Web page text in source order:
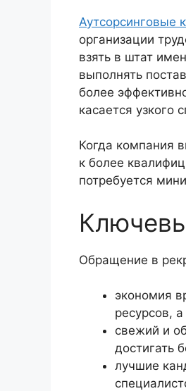
Аутсорсинговые
организации
взять в штат
выполнять
более
касается узкого
Когда компания
к более
потребуется
Обращение в
экономия
ресурсов,
свежий и
достигать
лучшие